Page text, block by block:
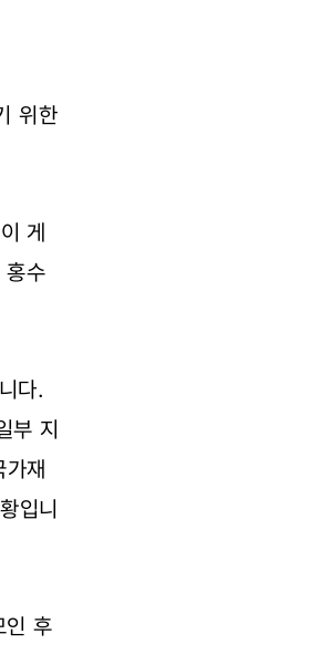
위한
게
홍수
다.
부 지
재
입니
인 후